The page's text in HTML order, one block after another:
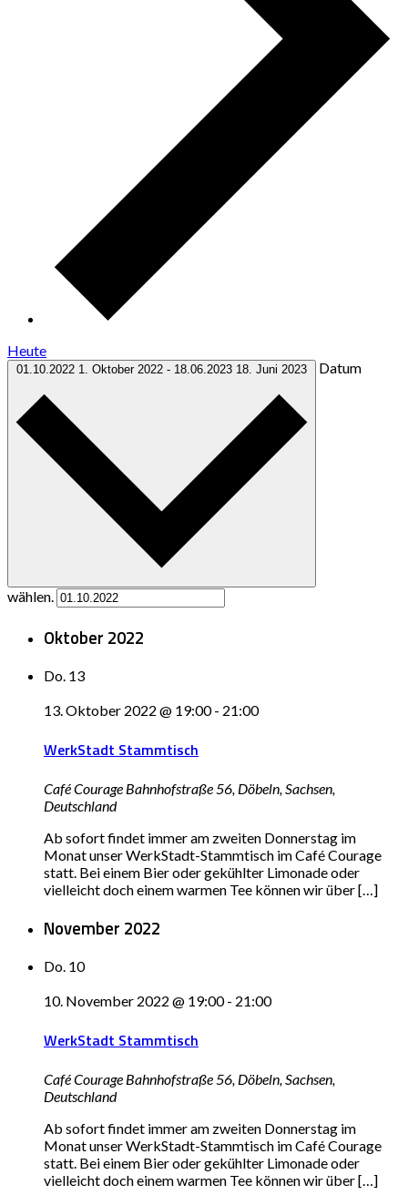
Heute
01.10.2022 1. Oktober 2022 - 18.06.2023 18. Juni 2023 Datum
wählen.
Oktober 2022
Do. 13
13. Oktober 2022 @ 19:00- 21:00
WerkStadt Stammtisch
Café Courage Bahnhofstraße 56, Döbeln, Sachsen,
Deutschland
Ab sofort findet immer am zweiten Donnerstag im
Monat unser WerkStadt-Stammtisch im Café Courage
statt. Bei einem Bier oder gekühlter Limonade oder
vielleicht doch einem warmen Tee können wir über […]
November 2022
Do. 10
10. November 2022 @ 19:00- 21:00
WerkStadt Stammtisch
Café Courage Bahnhofstraße 56, Döbeln, Sachsen,
Deutschland
Ab sofort findet immer am zweiten Donnerstag im
Monat unser WerkStadt-Stammtisch im Café Courage
statt. Bei einem Bier oder gekühlter Limonade oder
vielleicht doch einem warmen Tee können wir über […]